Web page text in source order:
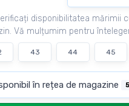
disponibilitatea mărimii
Vă mulțumim pentru
43 44 45
în rețea de magazine 5